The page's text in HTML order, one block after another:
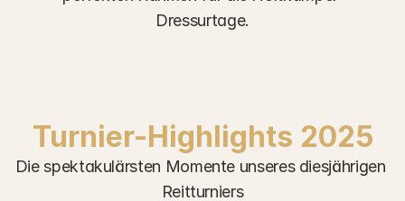
Dressurtage.
Turnier-Highlights 2025
Die spektakulärsten Momente unseres diesjährigen
Reitturniers